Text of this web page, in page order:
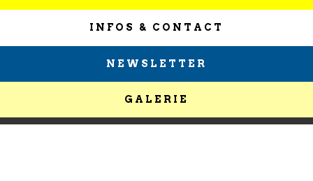
INFOS & CONTACT
NEWSLETTER
GALERIE